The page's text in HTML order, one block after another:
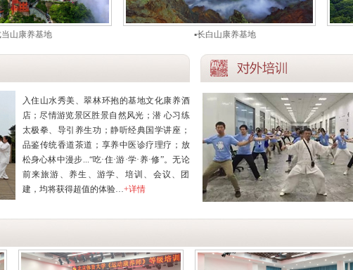
地 ▪长白山康养基地
入住山水秀美、翠林环抱的基地文化康养酒
店；尽情游览景区胜景自然风光；潜 心习练
太极拳、导引养生功；静听经典国学讲座；
品鉴传统香道茶道；享养中医诊疗理疗；放
松身心林中漫步...“吃·住·游·学·养·修”。无论
前来旅游、养生、游学、培训、会议、团
建，均将获得超值的体验…+详情